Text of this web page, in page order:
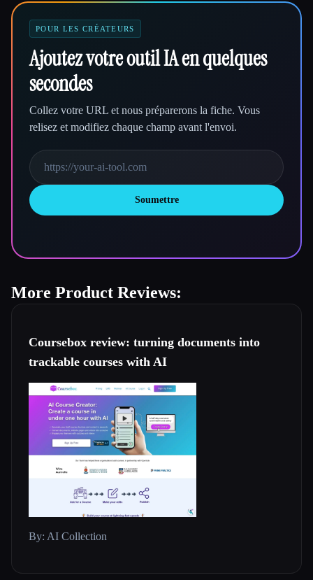
POUR LES CRÉATEURS
Ajoutez votre outil IA en quelques
secondes
Collez votre URL et nous préparerons la fiche. Vous
relisez et modifiez chaque champ avant l'envoi.
Soumettre
More Product Reviews:
Coursebox review: turning documents into
trackable courses with AI
By: AI Collection